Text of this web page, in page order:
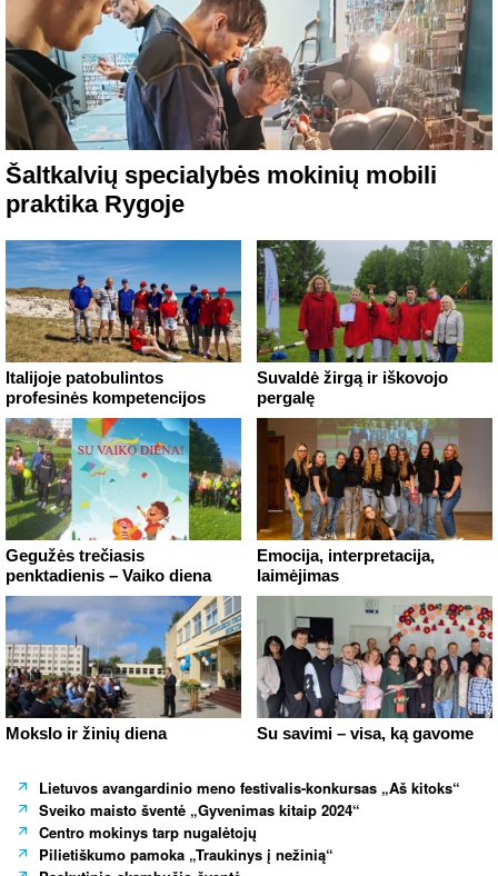
Šaltkalvių specialybės mokinių mobili
praktika Rygoje
Italijoje patobulintos
profesinės kompetencijos
Suvaldė žirgą ir iškovojo
pergalę
Gegužės trečiasis
penktadienis – Vaiko diena
Emocija, interpretacija,
laimėjimas
Mokslo ir žinių diena Su savimi – visa, ką gavome
Lietuvos avangardinio meno festivalis-konkursas „Aš kitoks“
Sveiko maisto šventė „Gyvenimas kitaip 2024“
Centro mokinys tarp nugalėtojų
Pilietiškumo pamoka „Traukinys į nežinią“